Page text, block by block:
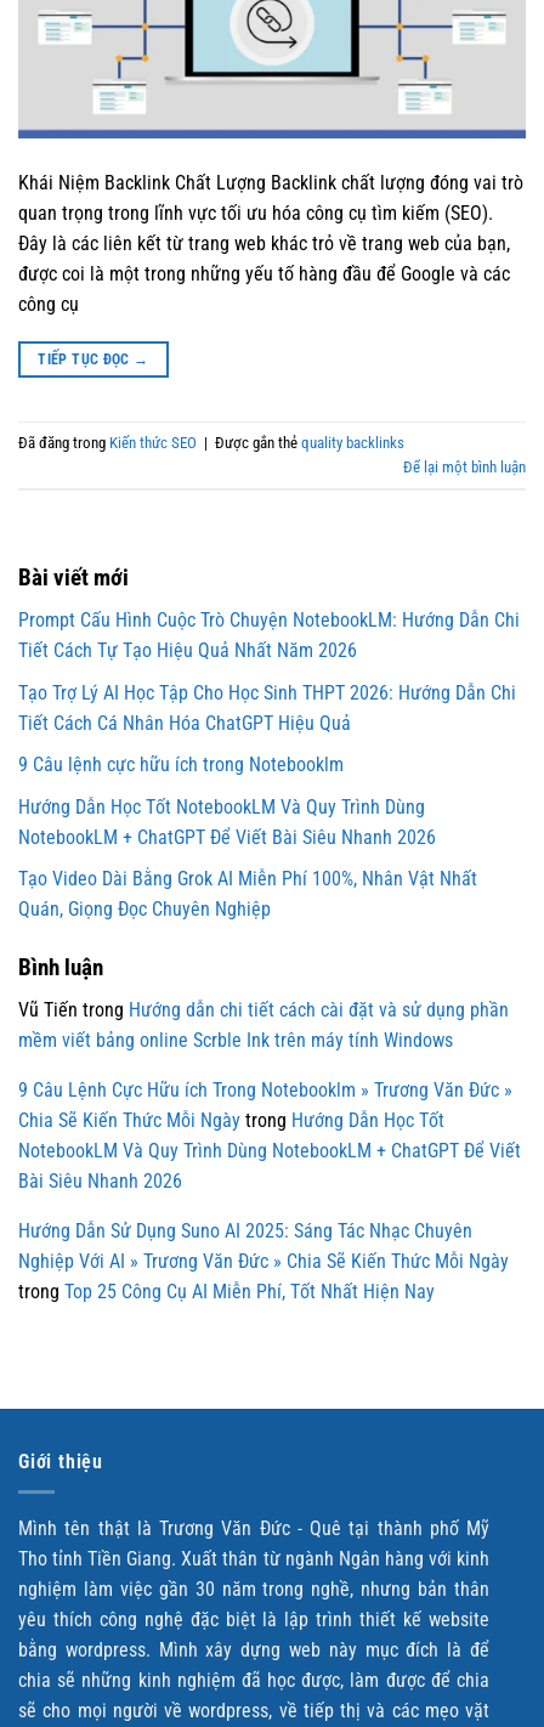
Bài viết mới
Prompt Cấu Hình Cuộc Trò Chuyện NotebookLM: Hướng Dẫn Chi
Tiết Cách Tự Tạo Hiệu Quả Nhất Năm 2026
Tạo Trợ Lý AI Học Tập Cho Học Sinh THPT 2026: Hướng Dẫn Chi
Tiết Cách Cá Nhân Hóa ChatGPT Hiệu Quả
9 Câu lệnh cực hữu ích trong Notebooklm
Hướng Dẫn Học Tốt NotebookLM Và Quy Trình Dùng
NotebookLM + ChatGPT Để Viết Bài Siêu Nhanh 2026
Tạo Video Dài Bằng Grok AI Miễn Phí 100%, Nhân Vật Nhất
Quán, Giọng Đọc Chuyên Nghiệp
Bình luận
Vũ Tiến trong Hướng dẫn chi tiết cách cài đặt và sử dụng phần
mềm viết bảng online Scrble Ink trên máy tính Windows
9 Câu Lệnh Cực Hữu ích Trong Notebooklm » Trương Văn Đức »
Chia Sẽ Kiến Thức Mỗi Ngày trong Hướng Dẫn Học Tốt
NotebookLM Và Quy Trình Dùng NotebookLM + ChatGPT Để Viết
Bài Siêu Nhanh 2026
Hướng Dẫn Sử Dụng Suno AI 2025: Sáng Tác Nhạc Chuyên
Nghiệp Với AI » Trương Văn Đức » Chia Sẽ Kiến Thức Mỗi Ngày
trong Top 25 Công Cụ AI Miễn Phí, Tốt Nhất Hiện Nay
Khái Niệm Backlink Chất Lượng Backlink chất lượng đóng vai trò
quan trọng trong lĩnh vực tối ưu hóa công cụ tìm kiếm (SEO).
Đây là các liên kết từ trang web khác trỏ về trang web của bạn,
được coi là một trong những yếu tố hàng đầu để Google và các
công cụ
TIẾP TỤC ĐỌC →
Đã đăng trong Kiến thức SEO | Được gắn thẻ quality backlinks
Để lại một bình luận
Giới thiệu
Mình tên thật là Trương Văn Đức - Quê tại thành phố Mỹ
Tho tỉnh Tiền Giang. Xuất thân từ ngành Ngân hàng với kinh
nghiệm làm việc gần 30 năm trong nghề, nhưng bản thân
yêu thích công nghệ đặc biệt là lập trình thiết kế website
bằng wordpress. Mình xây dựng web này mục đích là để
chia sẽ những kinh nghiệm đã học được, làm được để chia
sẽ cho mọi người về wordpress, về tiếp thị và các mẹo vặt